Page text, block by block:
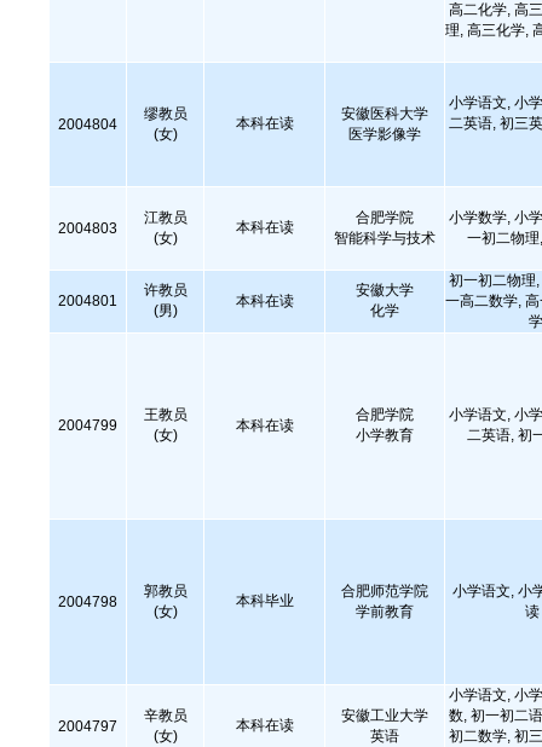
高二化学, 高
理, 高三化学,
2004804
缪教员
(女)
本科在读
安徽医科大学
医学影像学
小学语文, 小
二英语, 初三
2004803
江教员
(女)
本科在读
合肥学院
智能科学与技术
小学数学, 小
一初二物
2004801
许教员
(男)
本科在读
安徽大学
化学
初一初二物理
一高二数学,
2004799
王教员
(女)
本科在读
合肥学院
小学教育
小学语文, 小
二英语, 初
2004798
郭教员
(女)
本科毕业
合肥师范学院
学前教育
小学语文, 小
2004797
辛教员
(女)
本科在读
安徽工业大学
英语
小学语文, 小
数, 初一初二
初二数学, 初